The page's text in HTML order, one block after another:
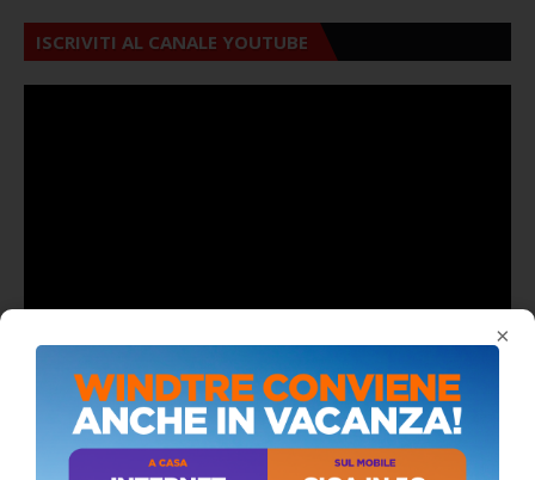
×
ISCRIVITI AL CANALE YOUTUBE
ALMANACCO DEL GIORNO